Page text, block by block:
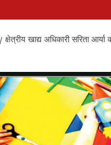
क्षेत्रीय खाद्य अधिकारी सरिता आर्या